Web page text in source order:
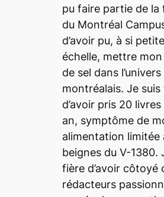
pu faire partie de la
du Montréal
d’avoir pu, à si petite
échelle, mettre
de sel dans
montréalais. Je suis
d’avoir pris 20 livres
an, symptôme de
alimentation limitée
beignes du V-1380.
fière d’avoir côtoyé
rédacteurs